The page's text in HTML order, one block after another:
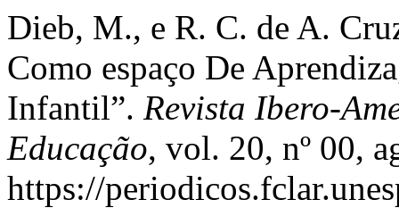
Dieb, M., e R. C. de A.
Como espaço De
Infantil”. Revista Ibero-
Educação, vol. 20, nº 00,
https://